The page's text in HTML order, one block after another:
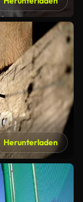
Herunterladen